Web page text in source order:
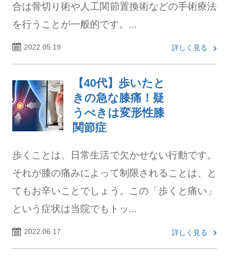
合は骨切り術や人工関節置換術などの手術療法
を行うことが一般的です。...
2022.05.19 詳しく見る
【40代】歩いたと
きの急な膝痛！疑
うべきは変形性膝
関節症
歩くことは、日常生活で欠かせない行動です。
それが膝の痛みによって制限されることは、と
てもお辛いことでしょう。この「歩くと痛い」
という症状は当院でもトッ...
2022.06.17 詳しく見る